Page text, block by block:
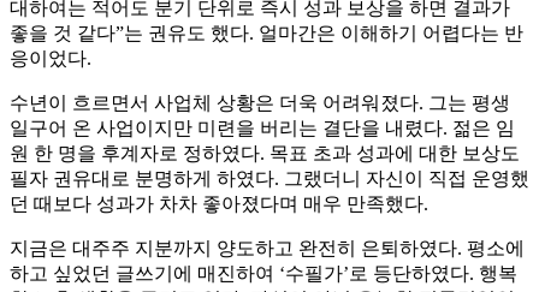
대하여는 적어도 분기 단위로 즉시 성과 보상을 하면 결과가
좋을 것 같다”는 권유도 했다. 얼마간은 이해하기 어렵다는 반
응이었다.
수년이 흐르면서 사업체 상황은 더욱 어려워졌다. 그는 평생
일구어 온 사업이지만 미련을 버리는 결단을 내렸다. 젊은 임
원 한 명을 후계자로 정하였다. 목표 초과 성과에 대한 보상도
필자 권유대로 분명하게 하였다. 그랬더니 자신이 직접 운영했
던 때보다 성과가 차차 좋아졌다며 매우 만족했다.
지금은 대주주 지분까지 양도하고 완전히 은퇴하였다. 평소에
하고 싶었던 글쓰기에 매진하여 ‘수필가’로 등단하였다. 행복